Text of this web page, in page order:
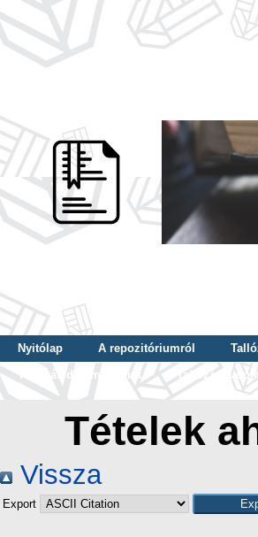
Nyitólap A repozitóriumról
Tallózás dátum szerint
Tallózás
Tételek
Vissza
Export